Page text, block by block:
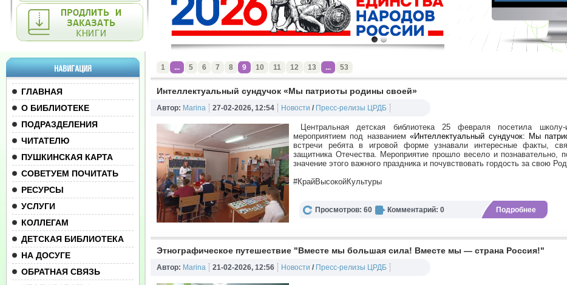
НАВИГАЦИЯ
ГЛАВНАЯ
О БИБЛИОТЕКЕ
ПОДРАЗДЕЛЕНИЯ
ЧИТАТЕЛЮ
ПУШКИНСКАЯ КАРТА
СОВЕТУЕМ ПОЧИТАТЬ
РЕСУРСЫ
УСЛУГИ
КОЛЛЕГАМ
ДЕТСКАЯ БИБЛИОТЕКА
НА ДОСУГЕ
ОБРАТНАЯ СВЯЗЬ
1 ... 5 6 7 8 9 10 11 12 13 ... 53
Интеллектуальный сундучок «Мы патриоты родины своей»
Автор: Marina 27-02-2026, 12:54 Новости / Пресс-релизы ЦРДБ
Центральная детская библиотека 25 февраля посетила школу-
мероприятием под названием«Интеллектуальный сундучок: Мы
встречи ребята в игровой форме узнавали интересные факты,
защитника Отечества. Мероприятие прошло весело и познавательно,
значение этого важного праздника и почувствовать гордость за свою
#КрайВысокойКультуры
Просмотров: 60 Комментарий: 0 Подробнее
Этнографическое путешествие "Вместе мы большая сила! Вместе мы — страна Россия!"
Автор: Marina 21-02-2026, 12:56 Новости / Пресс-релизы ЦРДБ